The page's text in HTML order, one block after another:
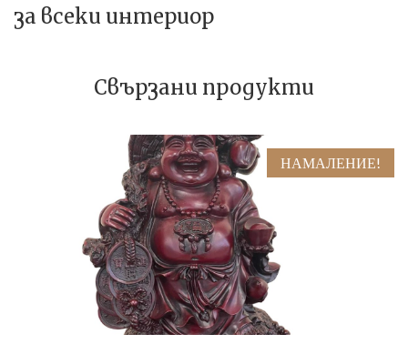
за всеки интериор
Свързани продукти
НАМАЛЕНИЕ!